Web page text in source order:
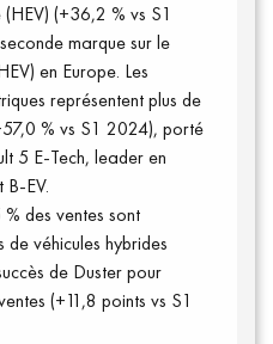
(+36,2 % vs S1
marque sur le
en Europe. Les
représentent plus de
% vs S1 2024), porté
5 E-Tech, leader en
B-EV.
des ventes sont
de véhicules hybrides
de Duster pour
(+11,8 points vs S1